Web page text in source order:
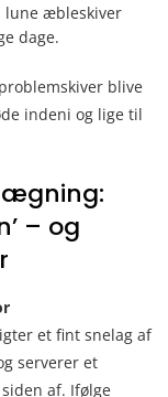
lune æbleskiver
dage.
blive
indeni og lige til
– og
et fint snelag af
serverer et
af. Ifølge